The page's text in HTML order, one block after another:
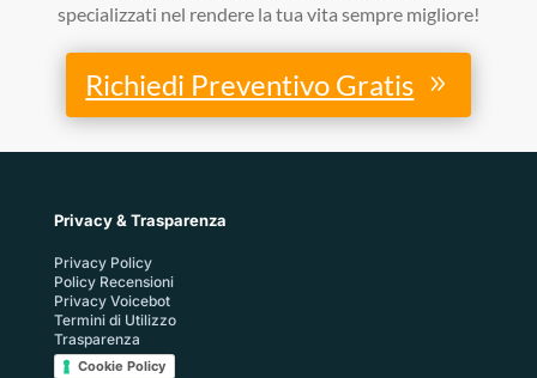
specializzati nel rendere la tua vita sempre migliore!
Richiedi Preventivo Gratis
Privacy & Trasparenza
Privacy Policy
Policy Recensioni
Privacy Voicebot
Termini di Utilizzo
Trasparenza
Cookie Policy